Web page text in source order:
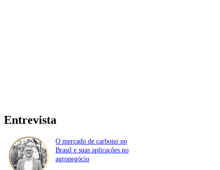
Entrevista
O mercado de carbono no
Brasil e suas aplicações no
agronegócio